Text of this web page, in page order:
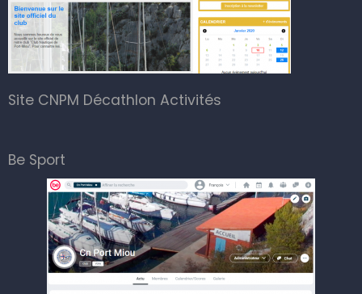
Site CNPM Décathlon Activités
Be Sport